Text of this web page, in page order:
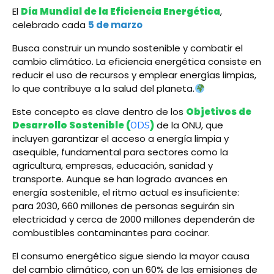
El Día Mundial de la Eficiencia Energética,
celebrado cada 5 de marzo
Busca construir un mundo sostenible y combatir el
cambio climático. La eficiencia energética consiste en
reducir el uso de recursos y emplear energías limpias,
lo que contribuye a la salud del planeta.
Este concepto es clave dentro de los Objetivos de
Desarrollo Sostenible (ODS)de la ONU, que
incluyen garantizar el acceso a energía limpia y
asequible, fundamental para sectores como la
agricultura, empresas, educación, sanidad y
transporte. Aunque se han logrado avances en
energía sostenible, el ritmo actual es insuficiente:
para 2030, 660 millones de personas seguirán sin
electricidad y cerca de 2000 millones dependerán de
combustibles contaminantes para cocinar.
El consumo energético sigue siendo la mayor causa
del cambio climático, con un 60% de las emisiones de